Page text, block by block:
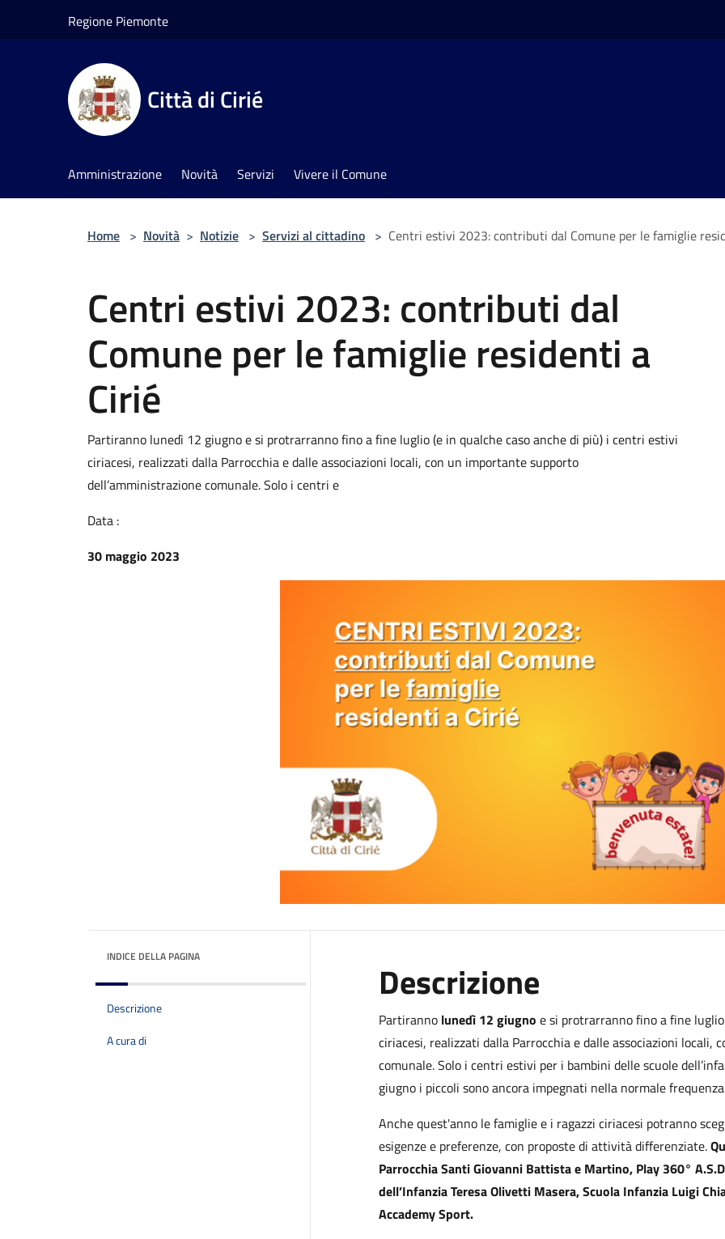
Regione Piemonte
Città di Cirié
Amministrazione Novità Servizi Vivere il Comune
Home > Novità > Notizie > Servizi al cittadino > Centri estivi 2023: contributi dal Comune per le famiglie
Centri estivi 2023: contributi dal
Comune per le famiglie residenti a
Cirié
Partiranno lunedì 12 giugno e si protrarranno fino a fine luglio (e in qualche caso anche di più) i centri estivi
ciriacesi, realizzati dalla Parrocchia e dalle associazioni locali, con un importante supporto
dell’amministrazione comunale. Solo i centri e
Data :
30 maggio 2023
INDICE DELLA PAGINA
Descrizione
A cura di
Descrizione
Partiranno lunedì 12 giugno e si protrarranno fino a fine
ciriacesi, realizzati dalla Parrocchia e dalle associazioni locali,
comunale. Solo i centri estivi per i bambini delle scuole
giugno i piccoli sono ancora impegnati nella normale
Anche quest'anno le famiglie e i ragazzi ciriacesi potranno
esigenze e preferenze, con proposte di attività differenziate.
Parrocchia Santi Giovanni Battista e Martino, Play 360°
dell’Infanzia Teresa Olivetti Masera, Scuola Infanzia Luigi
Accademy Sport.